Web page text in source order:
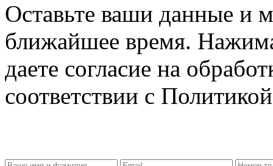
Оставьте ваши данные и
ближайшее время.
даете согласие на
соответствии с